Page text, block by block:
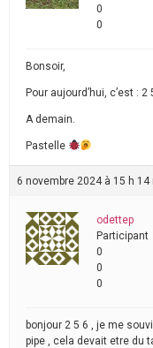
0
0
Bonsoir,
Pour aujourd’hui, c’est : 2
A demain.
Pastelle
6 novembre 2024 à 15 h 14
odettep
Participant
0
0
0
bonjour 2 5 6 , je me
pipe , cela devait etre du